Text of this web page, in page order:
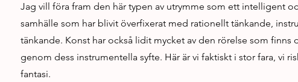
Jag vill föra fram den här typen av utrymme som ett intelligent
samhälle som har blivit överfixerat med rationellt tänkande,
tänkande. Konst har också lidit mycket av den rörelse som finns
genom dess instrumentella syfte. Här är vi faktiskt i stor fara, vi
fantasi.